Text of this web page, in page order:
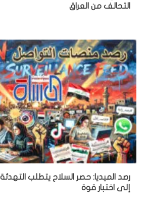
التحالف من العراق
رصد الميديا: حصر السلاح يتطلب
إلى اختبار قوة